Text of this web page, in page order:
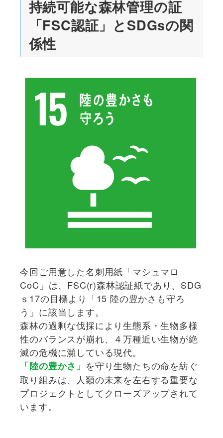
持続可能な森林管理の証
「FSC認証」とSDGsの関
係性
今回ご用意した名刺用紙「マシュマロ
CoC」は、FSC(r)森林認証紙であり、SDG
ｓ17の目標より「15 陸の豊かさも守ろ
う」に該当します。
森林の過剰な伐採により生態系・生物多様
性のバランスが崩れ、４万種近い生物が絶
滅の危機に瀕している現代。
「陸の豊かさ」 を守り生物たちの命を紡ぐ
取り組みは、人類の未来を左右する重要な
プロジェクトとしてクローズアップされて
います。